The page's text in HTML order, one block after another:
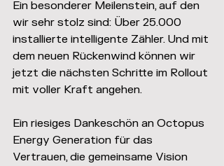
Ein besonderer Meilenstein, auf den
wir sehr stolz sind: Über 25.000
installierte intelligente Zähler. Und mit
dem neuen Rückenwind können wir
jetzt die nächsten Schritte im Rollout
mit voller Kraft angehen.
Ein riesiges Dankeschön an Octopus
Energy Generation für das
Vertrauen, die gemeinsame Vision